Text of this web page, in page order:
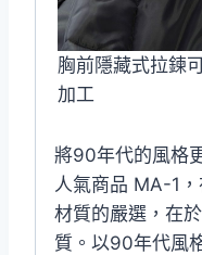
胸前隱藏式拉鍊
加工
將90年代的風格
人氣商品 MA-1
材質的嚴選，在
質。以90年代風